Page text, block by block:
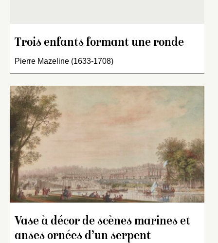
Trois enfants formant une ronde
Pierre Mazeline (1633-1708)
Vase à décor de scènes marines et
anses ornées d’un serpent